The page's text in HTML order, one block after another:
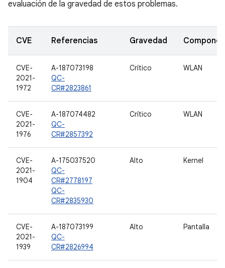
evaluación de la gravedad de estos problemas.
CVE Referencias Gravedad
CVE-
2021-
1972
A-187073198
QC-
CR#2823861
Crítico WLAN
CVE-
2021-
1976
A-187074482
QC-
CR#2857392
Crítico WLAN
CVE-
2021-
1904
A-175037520
QC-
CR#2778197
QC-
CR#2835930
Alto Kernel
CVE-
2021-
1939
A-187073199
QC-
CR#2826994
Alto Pantalla